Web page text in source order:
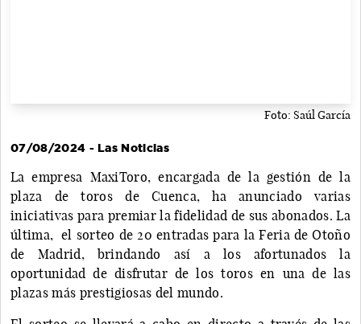
Foto: Saúl García
07/08/2024 - Las Noticias
La empresa MaxiToro, encargada de la gestión de la
plaza de toros de Cuenca, ha anunciado varias
iniciativas para premiar la fidelidad de sus abonados. La
última, el sorteo de 20 entradas para la Feria de Otoño
de Madrid, brindando así a los afortunados la
oportunidad de disfrutar de los toros en una de las
plazas más prestigiosas del mundo.